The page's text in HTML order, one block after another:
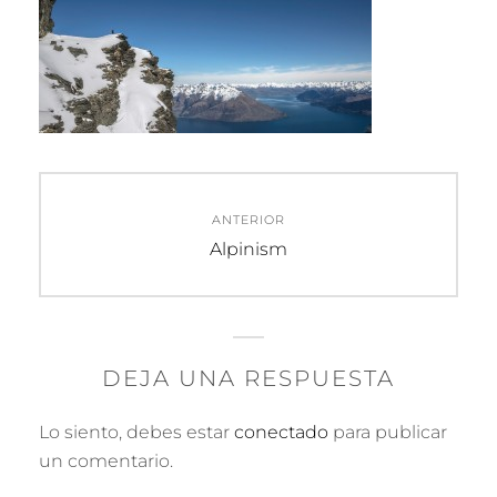
entradas
ANTERIOR
Entrada
Alpinism
DEJA UNA RESPUESTA
Lo siento, debes estar conectado para publicar
un comentario.